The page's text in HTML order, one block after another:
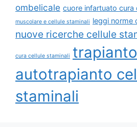
ombelicale cuore infartuato cura
muscolare e cellule staminali leggi norme
nuove ricerche cellule
cura cellule staminali
autotrapianto
staminali